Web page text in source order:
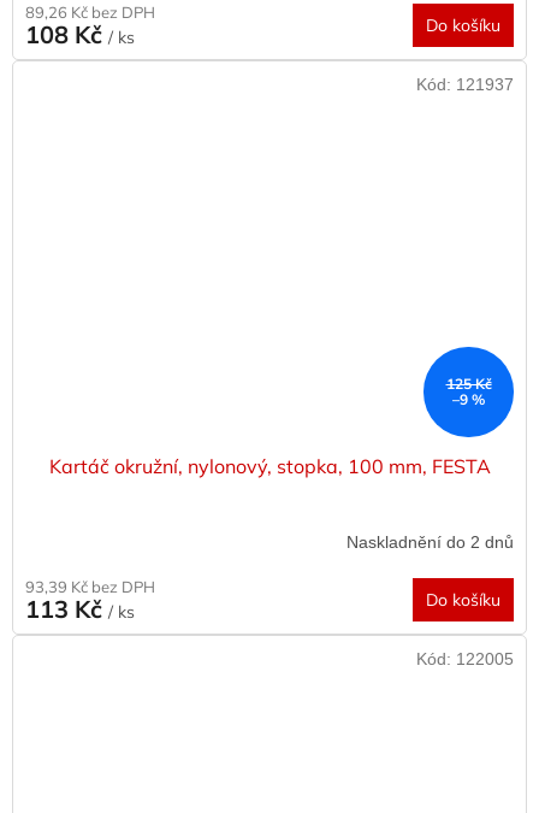
89,26 Kč bez DPH
108 Kč / ks
Do košíku
125 Kč
–9 %
Kartáč okružní, nylonový, stopka, 100 mm, FESTA
Naskladnění do 2 dnů
93,39 Kč bez DPH
113 Kč / ks
Do košíku
Kód: 121937
Kód: 122005